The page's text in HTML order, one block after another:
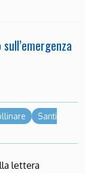
Santi
lettera